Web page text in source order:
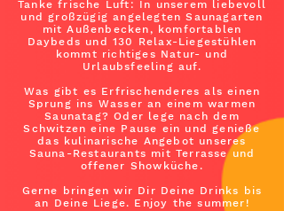
Tanke frische Luft: In unserem liebevoll
und großzügig angelegten Saunagarten
mit Außenbecken, komfortablen
Daybeds und 130 Relax-Liegestühlen
kommt richtiges Natur- und
Urlaubsfeeling auf.
Was gibt es Erfrischenderes als einen
Sprung ins Wasser an einem warmen
Saunatag? Oder lege nach dem
Schwitzen eine Pause ein und genieße
das kulinarische Angebot unseres
Sauna-Restaurants mit Terrasse und
offener Showküche.
Gerne bringen wir Dir Deine Drinks bis
an Deine Liege. Enjoy the summer!